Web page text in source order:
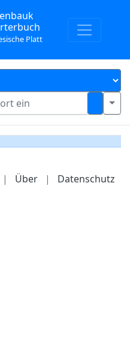
Platt
| Über | Datenschutz